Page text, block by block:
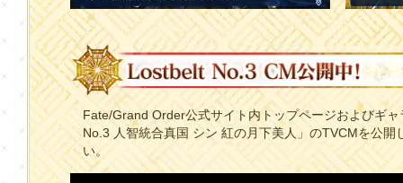
Fate/Grand Order公式サイト内トップページおよびギ
No.3 人智統合真国 シン 紅の月下美人」のTVCMを公
い。